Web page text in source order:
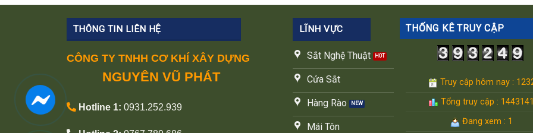
THÔNG TIN LIÊN HỆ
CÔNG TY TNHH CƠ KHÍ XÂY DỰNG
NGUYÊN VŨ PHÁT
Hotline 1: 0931.252.939
LĨNH VỰC
Sắt Nghệ Thuật
Cửa Sắt
Hàng Rào
Mái Tôn
THỐNG KÊ TRUY CẬP
Truy cập hôm nay :
Tổng truy cập : 1443141
Đang xem : 1